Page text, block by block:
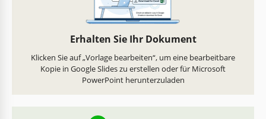
Erhalten Sie Ihr Dokument
Klicken Sie auf „Vorlage bearbeiten“, um eine bearbeitbare
Kopie in Google Slides zu erstellen oder für Microsoft
PowerPoint herunterzuladen